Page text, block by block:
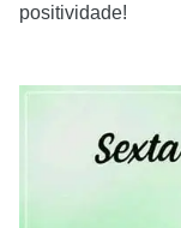
positividade!